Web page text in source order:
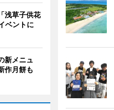
浅草子供花
ベントに
新メニュ
作月餅も